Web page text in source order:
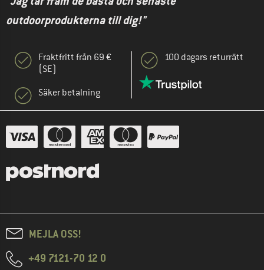
outdoorprodukterna till dig!"
Fraktfritt från 69 €
(SE)
Säker betalning
100 dagars returrätt
MEJLA OSS!
+49 7121-70 12 0